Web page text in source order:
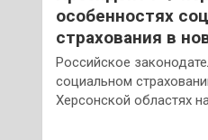
особенностях
страхования в
Российское
социальном
Херсонской областях